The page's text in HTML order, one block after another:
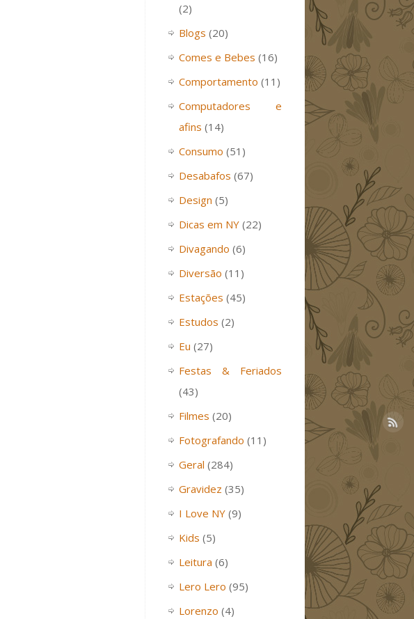
(2)
Blogs (20)
Comes e Bebes (16)
Comportamento (11)
Computadores e
afins (14)
Consumo (51)
Desabafos (67)
Design (5)
Dicas em NY (22)
Divagando (6)
Diversão (11)
Estações (45)
Estudos (2)
Eu (27)
Festas & Feriados
(43)
Filmes (20)
Fotografando (11)
Geral (284)
Gravidez (35)
I Love NY (9)
Kids (5)
Leitura (6)
Lero Lero (95)
Lorenzo (4)